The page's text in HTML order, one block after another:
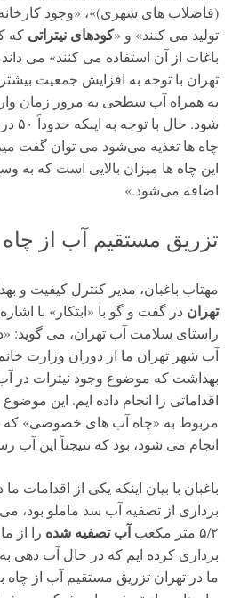
(فاضلاب های شهری)»، «وجود
تولید می کنند» و «کودهای نیتراتی که
باغات از آن استفاده می کنند» می
تهران با توجه به افزایش جمعیت
به همراه آب سطحی به مرور زمان
شود. حال با توجه به اینکه حدوداً ۵۰ درصد از
چاه ها تغذیه می‌شود می توان گفت
این چاه ها میزان بالایی است که به
اضافه می‌شود.»
تزریق مستقیم آب از چاه
مهتاب باغبان، مدیر کنترل کیفیت و
تهران در گفت و گو با «ابتکار» با
راستای سلامت آب تهران، می گوید:
آب شهر تهران ما از دوران وزارت
بهداشت که موضوع وجود نیترات در
اقداماتی را انجام داده ایم. این
مربوط به «چاه آب های خصوصی»
انجام می شود، بود که نتیجتاً این آب
باغبان با بیان اینکه یکی از اقدامات
برداری از تصفیه آب سد ماملو بود،
۵/۲ متر مکعب
آب تصفیه شده را از
برداری کرده ایم که در حال آب دهی
ما در تهران تزریق مستقیم آب از چاه